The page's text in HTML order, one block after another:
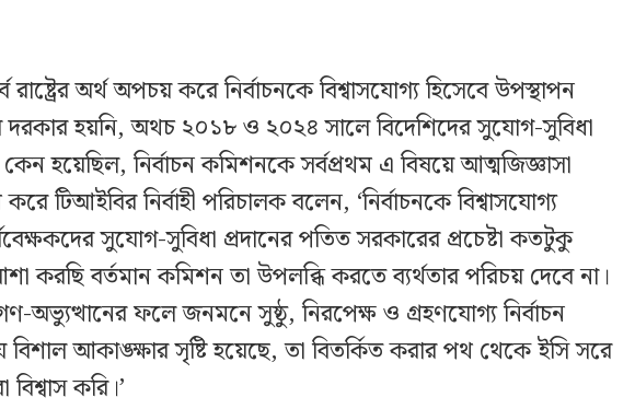
অর্থ অপচয় করে নির্বাচনকে বিশ্বাসযোগ্য হিসেবে উপস্থাপন
দরকার হয়নি, অথচ ২০১৮ ও ২০২৪ সালে বিদেশিদের সুযোগ-সুবিধা
হয়েছিল, নির্বাচন কমিশনকে সর্বপ্রথম এ বিষয়ে আত্মজিজ্ঞাসা
টিআইবির নির্বাহী পরিচালক বলেন, ‘নির্বাচনকে বিশ্বাসযোগ্য
সুযোগ-সুবিধা প্রদানের পতিত সরকারের প্রচেষ্টা কতটুকু
করছি বর্তমান কমিশন তা উপলব্ধি করতে ব্যর্থতার পরিচয় দেবে না।
অভ্যুত্থানের ফলে জনমনে সুষ্ঠু, নিরপেক্ষ ও গ্রহণযোগ্য নির্বাচন
বিশাল আকাঙ্ক্ষার সৃষ্টি হয়েছে, তা বিতর্কিত করার পথ থেকে ইসি সরে
করি।’